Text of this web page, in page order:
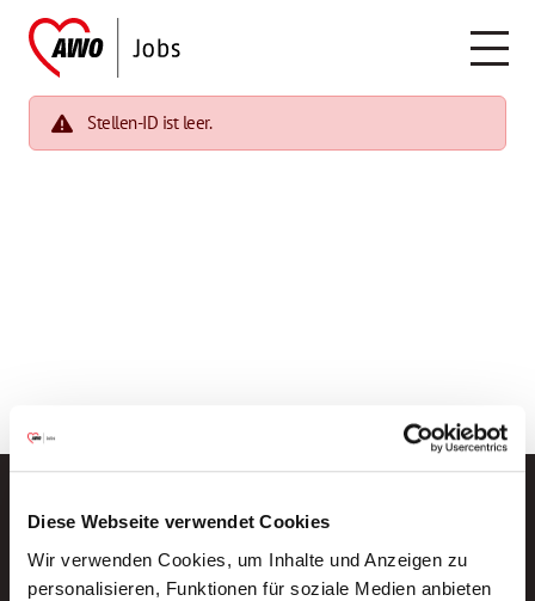
Diese Webseite verwendet Cookies
Wir verwenden Cookies, um Inhalte und Anzeigen zu
personalisieren, Funktionen für soziale Medien anbieten
Stellen-ID ist leer.
Neue Stellen per E-Mail.